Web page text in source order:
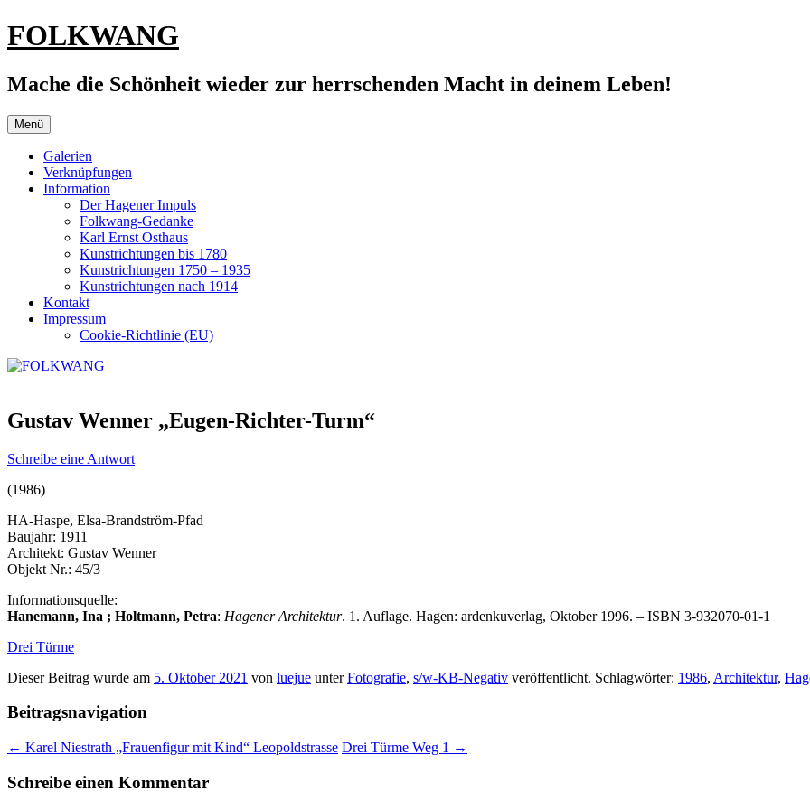
Zum
Inhalt
FOLKWANG
Mache die Schönheit wieder zur herrschenden Macht in deinem Leben!
Menü
Galerien
Verknüpfungen
Information
Der Hagener Impuls
Folkwang-Gedanke
Karl Ernst Osthaus
Kunstrichtungen bis 1780
Kunstrichtungen 1750 – 1935
Kunstrichtungen nach 1914
Kontakt
Impressum
Cookie-Richtlinie (EU)
Gustav Wenner „Eugen-Richter-Turm“
Schreibe eine Antwort
(1986)
HA-Haspe, Elsa-Brandström-Pfad
Baujahr: 1911
Architekt: Gustav Wenner
Objekt Nr.: 45/3
Informationsquelle:
Hanemann, Ina ; Holtmann, Petra: Hagener Architektur. 1. Auflage. Hagen: ardenkuverlag, Oktober 1996. – ISBN 3-932070-01-1
Drei Türme
Dieser Beitrag wurde am 5. Oktober 2021 von luejue unterFotografie, s/w-KB-Negativ veröffentlicht. Schlagwörter: 1986, Architektur,
Beitragsnavigation
← Karel Niestrath „Frauenfigur mit Kind“ Leopoldstrasse Drei Türme Weg 1 →
Schreibe einen Kommentar